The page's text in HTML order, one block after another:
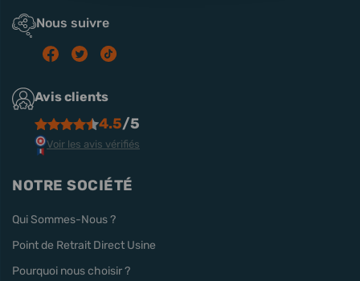
Nous suivre
Avis clients
4.5/5
Voir les avis vérifiés
NOTRE SOCIÉTÉ
Qui Sommes-Nous ?
Point de Retrait Direct Usine
Pourquoi nous choisir ?